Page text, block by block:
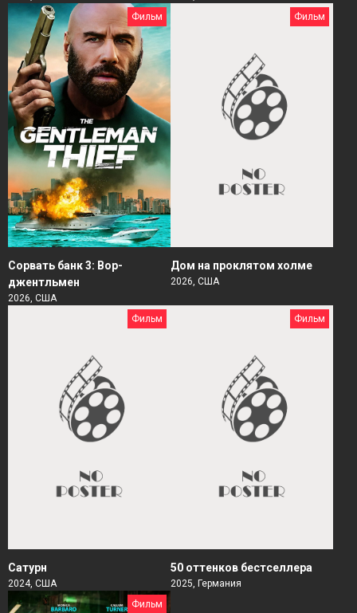
Фильм
Сорвать банк 3: Вор-
джентльмен
2026, США
Фильм
Дом на проклятом холме
2026, США
Фильм
Сатурн
2024, США
Фильм
50 оттенков бестселлера
2025, Германия
Фильм